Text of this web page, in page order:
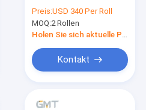
entfernbarer Kleber-
TPU, ISO SGS-
Fahrzeugkarosserie-
Preis:USD 340 Per Roll
MOQ:2 Rollen
Kontakt